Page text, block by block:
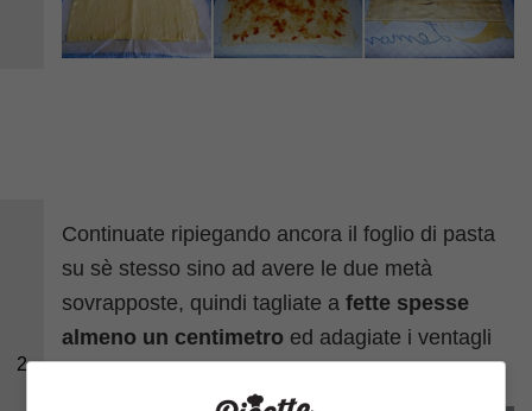
2
Continuate ripiegando ancora il foglio di pasta
su sè stesso sino ad avere le due metà
sovrapposte, quindi tagliate afette spesse
almeno un centimetro ed adagiate i ventagli